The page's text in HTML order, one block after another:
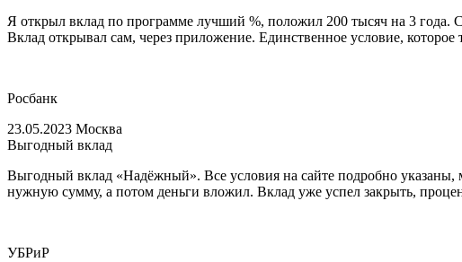
Я открыл вклад по программе лучший %, положил 200 тысяч на 3 года.
Вклад открывал сам, через приложение. Единственное условие,
Росбанк
23.05.2023 Москва
Выгодный вклад
Выгодный вклад «Надёжный». Все условия на сайте подробно указаны,
нужную сумму, а потом деньги вложил. Вклад уже успел закрыть,
УБРиР